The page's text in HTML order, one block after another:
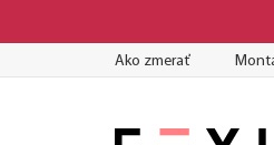
Ako zmerať